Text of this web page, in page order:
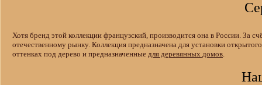
Хотя бренд этой коллекции французский, производится она в России. За
отечественному рынку. Коллекция предназначена для установки
оттенках под дерево и предназначенные для деревянных домов.